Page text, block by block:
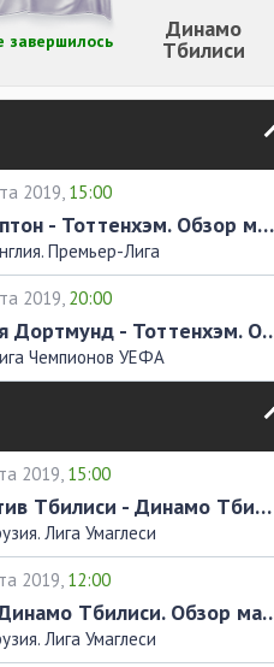
Динамо
Тбилиси
завершилось
2019, 15:00
Саутгемптон - Тоттенхэм. Обзор матча
Премьер-Лига
2019, 20:00
Боруссия
Чемпионов УЕФА
2019, 15:00
Локомотив Тбилиси - Динамо Тбилиси. Обзор матча
Лига Умаглеси
2019, 12:00
Сиони - Динамо
Лига Умаглеси